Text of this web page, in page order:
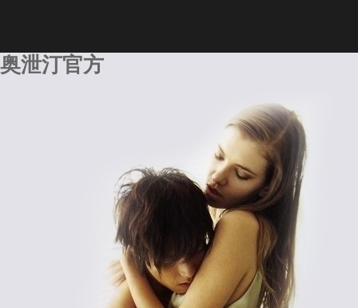
奥泄汀官方